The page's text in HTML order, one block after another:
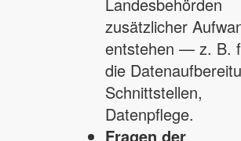
zusätzlicher
entstehen — z. B.
die
Schnittstellen,
Datenpflege.
Fragen der